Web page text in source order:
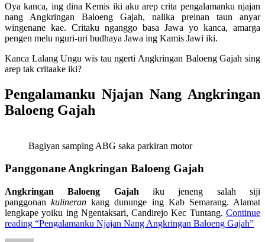
Oya kanca, ing dina Kemis iki aku arep crita pengalamanku njajan
nang Angkringan Baloeng Gajah, nalika preinan taun anyar
wingenane kae. Critaku nganggo basa Jawa yo kanca, amarga
pengen melu nguri-uri budhaya Jawa ing Kamis Jawi iki.
Kanca Lalang Ungu wis tau ngerti Angkringan Baloeng Gajah sing
arep tak critaake iki?
Pengalamanku Njajan Nang Angkringan
Baloeng Gajah
Bagiyan samping ABG saka parkiran motor
Panggonane Angkringan Baloeng Gajah
Angkringan Baloeng Gajah iku jeneng salah siji
panggonankulinerankang dununge ing Kab Semarang. Alamat
lengkape yoiku ing Ngentaksari, Candirejo Kec Tuntang. Continue
reading “Pengalamanku Njajan Nang Angkringan Baloeng Gajah”